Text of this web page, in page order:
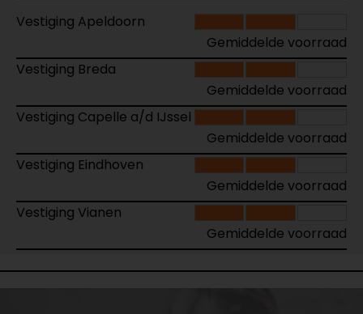
Vestiging Apeldoorn
Gemiddelde voorraad
Vestiging Breda
Gemiddelde voorraad
Vestiging Capelle a/d IJssel
Gemiddelde voorraad
Vestiging Eindhoven
Gemiddelde voorraad
Vestiging Vianen
Gemiddelde voorraad